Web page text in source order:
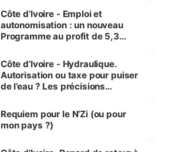
et Yamoussoukro
Côte d’Ivoire - Emploi et
autonomisation : un nouveau
Programme au profit de 5,3
Côte d’Ivoire - Hydraulique.
Autorisation ou taxe pour puiser
de l’eau ? Les précisions
Requiem pour le N’Zi (ou pour
mon pays ?)